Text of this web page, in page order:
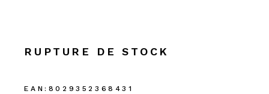
RUPTURE DE STOCK
EAN: 8029352368431